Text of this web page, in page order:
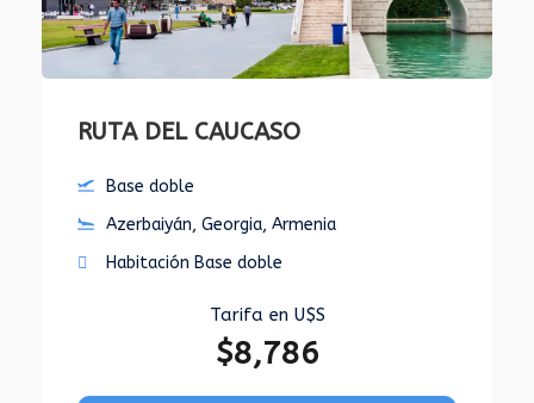
RUTA DEL CAUCASO
Base doble
Azerbaiyán, Georgia, Armenia
Habitación Base doble
Tarifa en U$S
$8,786